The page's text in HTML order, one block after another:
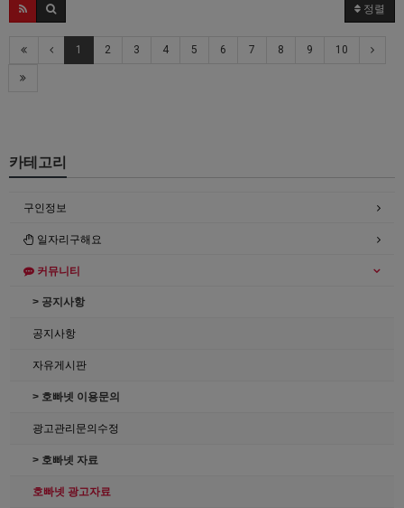
정렬
1 2 3 4 5 6 7 8 9 10
카테고리
구인정보
일자리구해요
커뮤니티
> 공지사항
공지사항
자유게시판
> 호빠넷 이용문의
광고관리문의수정
> 호빠넷 자료
호빠넷 광고자료